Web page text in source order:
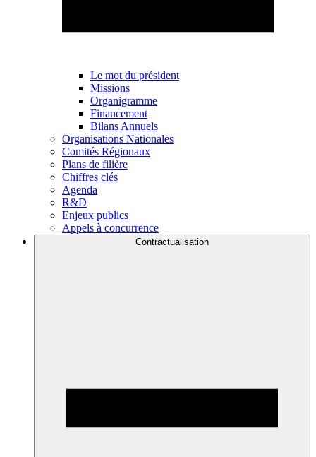
Le mot du président
Missions
Organigramme
Financement
Bilans Annuels
Organisations Nationales
Comités Régionaux
Plans de filière
Chiffres clés
Agenda
R&D
Enjeux publics
Appels à concurrence
Contractualisation